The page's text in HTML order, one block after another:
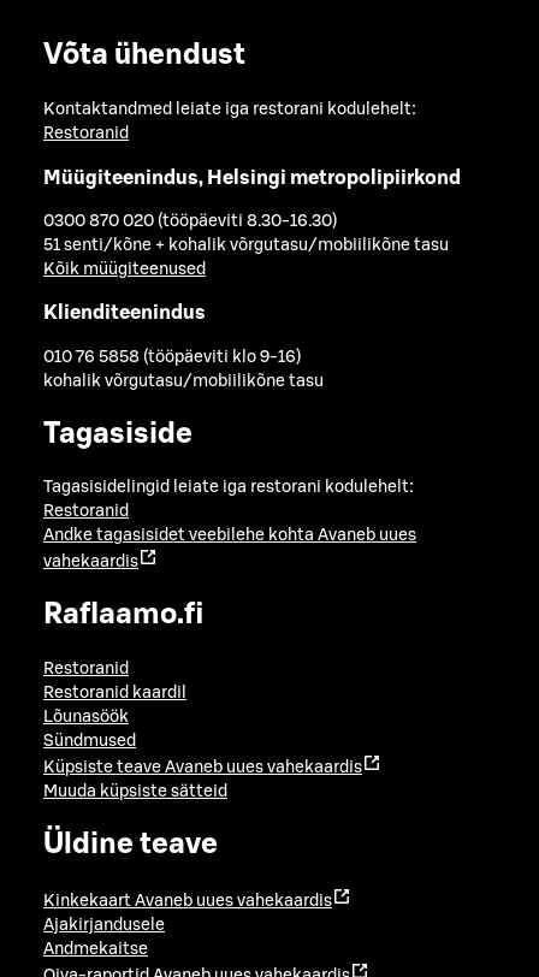
Võta ühendust
Kontaktandmed leiate iga restorani kodulehelt:
Restoranid
Müügiteenindus, Helsingi metropolipiirkond
0300 870 020 (tööpäeviti 8.30-16.30)
51 senti/kõne + kohalik võrgutasu/mobiilikõne tasu
Kõik müügiteenused
Klienditeenindus
010 76 5858 (tööpäeviti klo 9-16)
kohalik võrgutasu/mobiilikõne tasu
Tagasiside
Tagasisidelingid leiate iga restorani kodulehelt:
Restoranid
Andke tagasisidet veebilehe kohta Avaneb uues
vahekaardis
Raflaamo.fi
Restoranid
Restoranid kaardil
Lõunasöök
Sündmused
Küpsiste teave Avaneb uues vahekaardis
Muuda küpsiste sätteid
Üldine teave
Kinkekaart Avaneb uues vahekaardis
Ajakirjandusele
Andmekaitse